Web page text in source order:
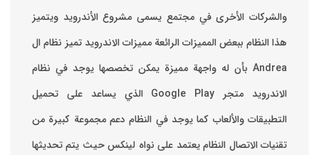
والشركات الأخرى في مجتمع يسمى مشروع الأندرويد ويتميز
هذا النظام ببعض المميزات الرائعة ‏مميزات الاندرويد ‏تميز نظام ال
Andrea بأن له واجهة مميزة يمكن تخصصها ‏يوجد في نظام
الاندرويد متجر Google Play الذي يساعد على تحميل
التطبيقات والألعاب ‏كما يوجد في النظام دعم مجموعة كبيرة من
تقنيات الاتصال ‏النظام يعتمد على نواه لينكس حيث يتم تحديثها